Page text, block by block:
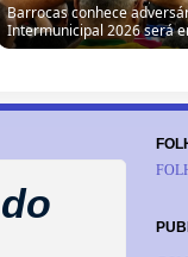
Barrocas conhece
Intermunicipal 2026 será